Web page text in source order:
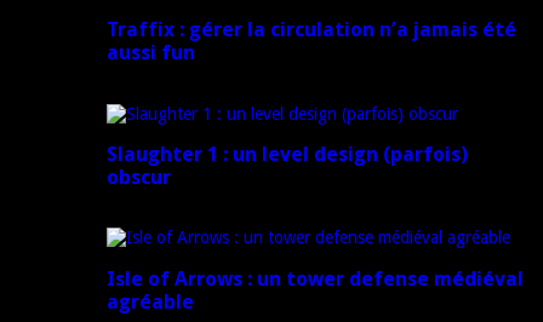
Traffix : gérer la circulation n’a jamais été
aussi fun
Slaughter 1 : un level design (parfois)
obscur
Isle of Arrows : un tower defense médiéval
agréable